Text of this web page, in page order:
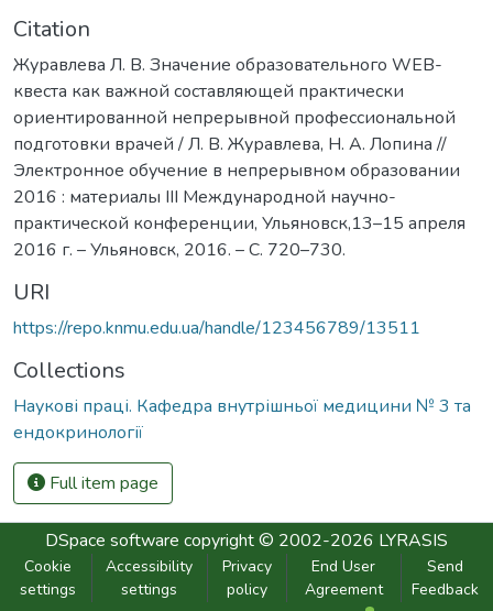
Citation
Журавлева Л. В. Значение образовательного WEB-
квеста как важной составляющей практически
ориентированной непрерывной профессиональной
подготовки врачей / Л. В. Журавлева, Н. А. Лопина //
Электронное обучение в непрерывном образовании
2016 : материалы III Международной научно-
практической конференции, Ульяновск,13–15 апреля
2016 г. – Ульяновск, 2016. – С. 720–730.
URI
https://repo.knmu.edu.ua/handle/123456789/13511
Collections
Наукові праці. Кафедра внутрішньої медицини № 3 та
ендокринології
Full item page
DSpace software copyright © 2002-2026 LYRASIS
Cookie
settings
Accessibility
settings
Privacy
policy
End User
Agreement
Send
Feedback